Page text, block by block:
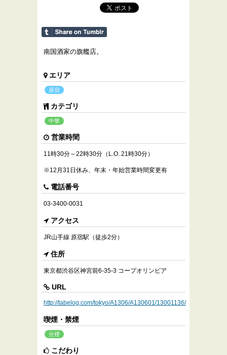
南国酒家の旗艦店。
エリア
原宿
カテゴリ
中華
営業時間
11時30分～22時30分（L.O. 21時30分）
※12月31日休み、年末・年始営業時間変更有
電話番号
03-3400-0031
アクセス
JR山手線 原宿駅（徒歩2分）
住所
東京都渋谷区神宮前6-35-3 コープオリンピア
URL
http://tabelog.com/tokyo/A1306/A130601/13001136/
喫煙・禁煙
分煙
こだわり